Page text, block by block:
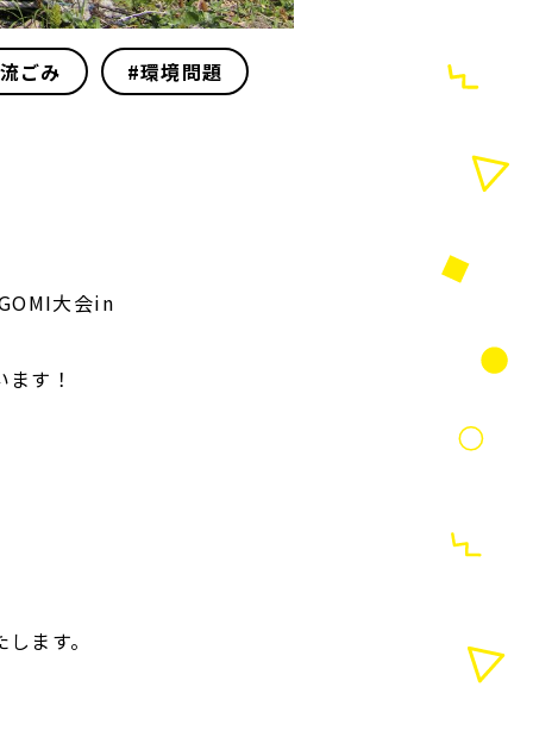
ごみ #環境問題
大会in
す！
ます。